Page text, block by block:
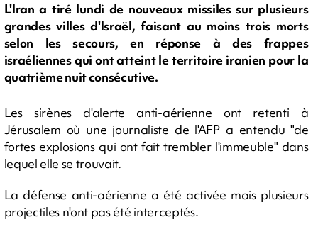
L'Iran a tiré lundi de nouveaux missiles sur plusieurs
grandes villes d'Israël, faisant au moins trois morts
selon les secours, en réponse à des frappes
israéliennes qui ont atteint le territoire iranien pour la
quatrième nuit consécutive.
Les sirènes d'alerte anti-aérienne ont retenti à
Jérusalem où une journaliste de l'AFP a entendu "de
fortes explosions qui ont fait trembler l'immeuble" dans
lequel elle se trouvait.
La défense anti-aérienne a été activée mais plusieurs
projectiles n'ont pas été interceptés.